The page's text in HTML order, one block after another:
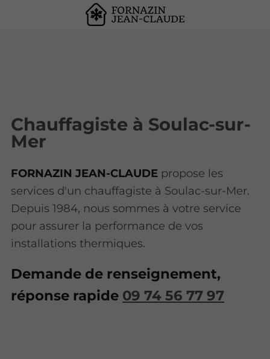
Chauffagiste à Soulac-sur-
Mer
FORNAZIN JEAN-CLAUDE propose les
services d'un chauffagiste à Soulac-sur-Mer.
Depuis 1984, nous sommes à votre service
pour assurer la performance de vos
installations thermiques.
Demande de renseignement,
réponse rapide 09 74 56 77 97